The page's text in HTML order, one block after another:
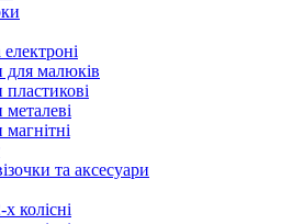
для малюків
та аксесуари
колісні